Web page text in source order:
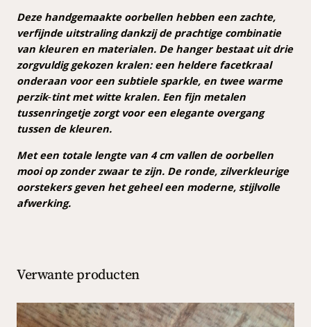
p
e
r
z
i
k
a
a
t
a
l
Deze handgemaakte oorbellen hebben een zachte,
verfijnde uitstraling dankzij de prachtige combinatie
van kleuren en materialen. De hanger bestaat uit drie
zorgvuldig gekozen kralen: een heldere facetkraal
onderaan voor een subtiele sparkle, en twee warme
perzik‑tint met witte kralen. Een fijn metalen
tussenringetje zorgt voor een elegante overgang
tussen de kleuren.
Met een totale lengte van 4 cm vallen de oorbellen
mooi op zonder zwaar te zijn. De ronde, zilverkleurige
oorstekers geven het geheel een moderne, stijlvolle
afwerking.
Verwante producten